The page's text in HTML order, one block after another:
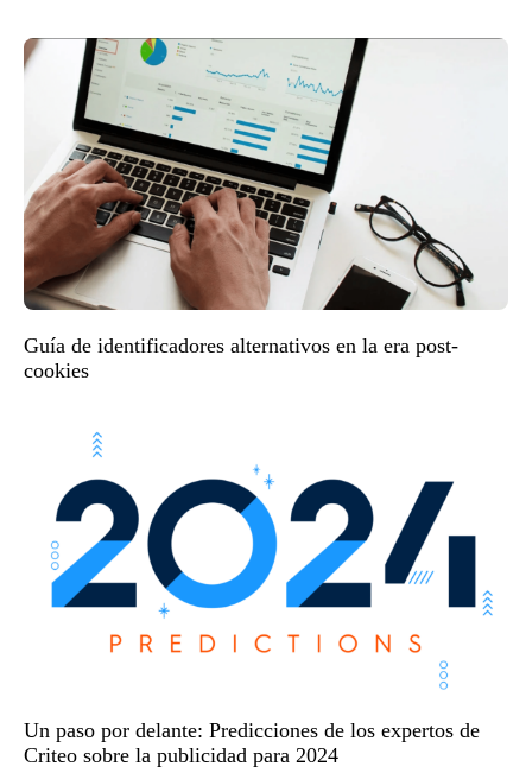
Guía de identificadores alternativos en la era post-
cookies
Un paso por delante: Predicciones de los expertos de
Criteo sobre la publicidad para 2024